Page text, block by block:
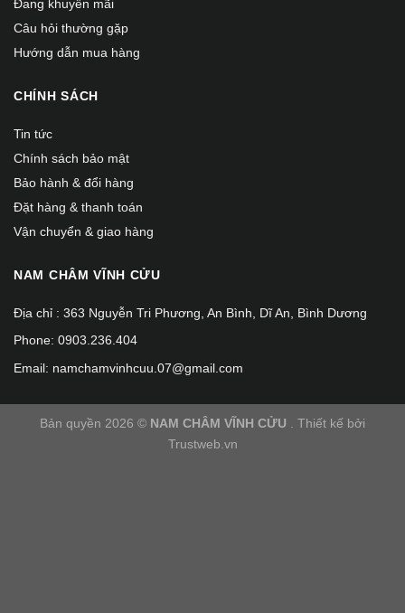
Đang khuyến mãi
Câu hỏi thường gặp
Hướng dẫn mua hàng
CHÍNH SÁCH
Tin tức
Chính sách bảo mật
Bảo hành & đổi hàng
Đặt hàng & thanh toán
Vận chuyển & giao hàng
NAM CHÂM VĨNH CỬU
Địa chỉ : 363 Nguyễn Tri Phương, An Bình, Dĩ An, Bình Dương
Phone: 0903.236.404
Email: namchamvinhcuu.07@gmail.com
Bản quyền 2026 © NAM CHÂM VĨNH CỬU . Thiết kế bởi
Trustweb.vn